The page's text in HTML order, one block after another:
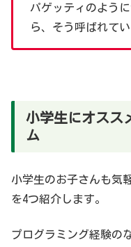
パゲッティのよう
ら、そう呼ばれてい
小学生にオスス
ム
小学生のお子さんも気
を4つ紹介します。
プログラミング経験の